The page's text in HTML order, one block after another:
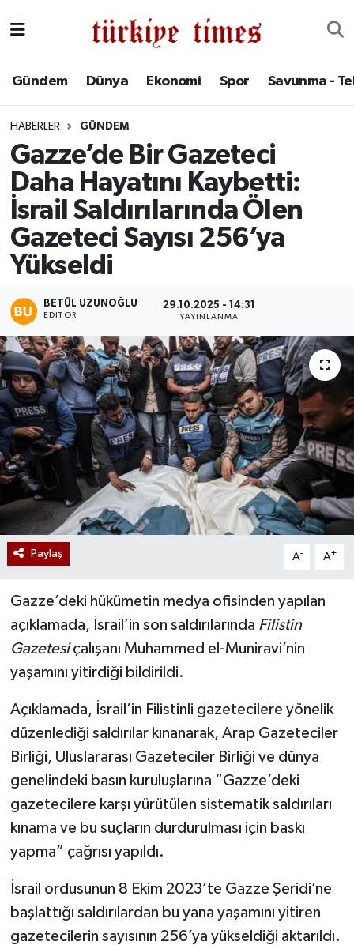
Gündem Dünya Ekonomi Spor Savunma -
HABERLER GÜNDEM
Gazze’de Bir Gazeteci
Daha Hayatını Kaybetti:
İsrail Saldırılarında Ölen
Gazeteci Sayısı 256’ya
Yükseldi
BETÜL UZUNOĞLU
EDITÖR
29.10.2025 - 14:31
YAYINLANMA
Paylaş A- A+
Gazze’deki hükümetin medya ofisinden yapılan
açıklamada, İsrail’in son saldırılarında Filistin
Gazetesiçalışanı Muhammed el-Muniravi’nin
yaşamını yitirdiği bildirildi.
Açıklamada, İsrail’in Filistinli gazetecilere yönelik
düzenlediği saldırılar kınanarak, Arap Gazeteciler
Birliği, Uluslararası Gazeteciler Birliği ve dünya
genelindeki basın kuruluşlarına “Gazze’deki
gazetecilere karşı yürütülen sistematik saldırıları
kınama ve bu suçların durdurulması için baskı
yapma” çağrısı yapıldı.
İsrail ordusunun 8 Ekim 2023’te Gazze Şeridi’ne
başlattığı saldırılardan bu yana yaşamını yitiren
gazetecilerin sayısının 256’ya yükseldiği aktarıldı.
Spor
Savunma - Teknoloji
Kültür - Sanat
Yaşam
Süper Lig Puan Durumu ve Fikstür
Tüm Manşetler
Son Dakika Haberleri
Haber Arşivi